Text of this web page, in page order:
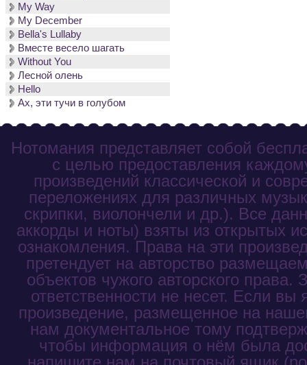
My Way
My December
Bella's Lullaby
Вместе весело шагать
Without You
Лесной олень
Hello
Ах, эти тучи в голубом
Нотомания представляет собой
с целью предоставления
произведений классической и
переложениях для различных
скрипки, виолончели и др.). Все
аккорды и ноты) взяты из открытых
ознакомления. Права на эти
претендует на авторство
объектов чужого авторского
ответственности не несет. Если вы
произведение, размещенное на
нам документальное тому
чтобы информация о нём была